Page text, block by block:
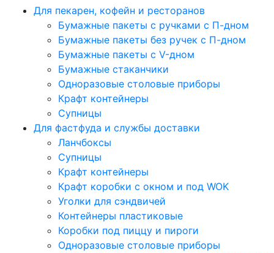
Для пекарен, кофейн и ресторанов
Бумажные пакеты с ручками с П-дном
Бумажные пакеты без ручек с П-дном
Бумажные пакеты с V-дном
Бумажные стаканчики
Одноразовые столовые приборы
Крафт контейнеры
Супницы
Для фастфуда и службы доставки
Ланчбоксы
Супницы
Крафт контейнеры
Крафт коробки с окном и под WOK
Уголки для сэндвичей
Контейнеры пластиковые
Коробки под пиццу и пироги
Одноразовые столовые приборы